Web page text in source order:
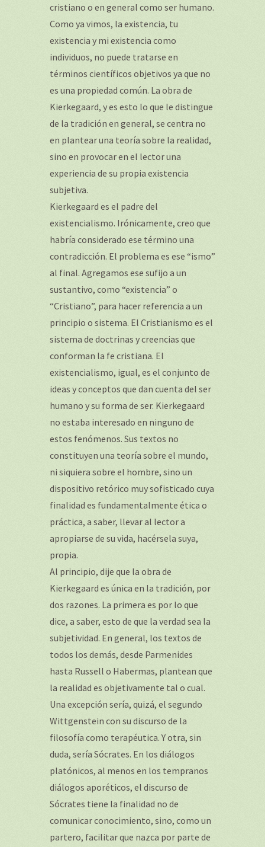
cristiano o en general como ser humano.
Como ya vimos, la existencia, tu
existencia y mi existencia como
individuos, no puede tratarse en
términos científicos objetivos ya que no
es una propiedad común. La obra de
Kierkegaard, y es esto lo que le distingue
de la tradición en general, se centra no
en plantear una teoría sobre la realidad,
sino en provocar en el lector una
experiencia de su propia existencia
subjetiva.
Kierkegaard es el padre del
existencialismo. Irónicamente, creo que
habría considerado ese término una
contradicción. El problema es ese “ismo”
al final. Agregamos ese sufijo a un
sustantivo, como “existencia” o
“Cristiano”, para hacer referencia a un
principio o sistema. El Cristianismo es el
sistema de doctrinas y creencias que
conforman la fe cristiana. El
existencialismo, igual, es el conjunto de
ideas y conceptos que dan cuenta del ser
humano y su forma de ser. Kierkegaard
no estaba interesado en ninguno de
estos fenómenos. Sus textos no
constituyen una teoría sobre el mundo,
ni siquiera sobre el hombre, sino un
dispositivo retórico muy sofisticado cuya
finalidad es fundamentalmente ética o
práctica, a saber, llevar al lector a
apropiarse de su vida, hacérsela suya,
propia.
Al principio, dije que la obra de
Kierkegaard es única en la tradición, por
dos razones. La primera es por lo que
dice, a saber, esto de que la verdad sea la
subjetividad. En general, los textos de
todos los demás, desde Parmenides
hasta Russell o Habermas, plantean que
la realidad es objetivamente tal o cual.
Una excepción sería, quizá, el segundo
Wittgenstein con su discurso de la
filosofía como terapéutica. Y otra, sin
duda, sería Sócrates. En los diálogos
platónicos, al menos en los tempranos
diálogos aporéticos, el discurso de
Sócrates tiene la finalidad no de
comunicar conocimiento, sino, como un
partero, facilitar que nazca por parte de